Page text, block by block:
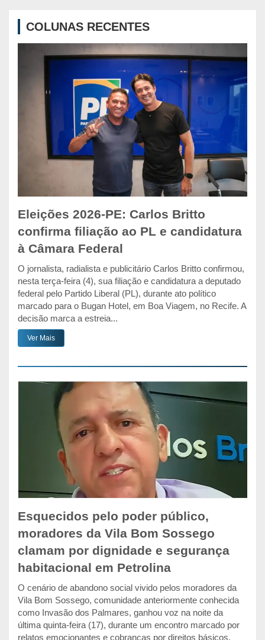
COLUNAS RECENTES
Eleições 2026-PE: Carlos Britto
confirma filiação ao PL e candidatura
à Câmara Federal
O jornalista, radialista e publicitário Carlos Britto confirmou,
nesta terça-feira (4), sua filiação e candidatura a deputado
federal pelo Partido Liberal (PL), durante ato político
marcado para o Bugan Hotel, em Boa Viagem, no Recife. A
decisão marca a estreia...
Ver Mais
Esquecidos pelo poder público,
moradores da Vila Bom Sossego
clamam por dignidade e segurança
habitacional em Petrolina
O cenário de abandono social vivido pelos moradores da
Vila Bom Sossego, comunidade anteriormente conhecida
como Invasão dos Palmares, ganhou voz na noite da
última quinta-feira (17), durante um encontro marcado por
relatos emocionantes e cobranças por direitos básicos.